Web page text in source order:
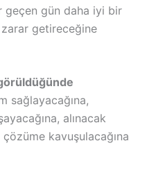
geçen gün daha iyi bir
getireceğine
sağlayacağına,
alınacak
kavuşulacağına